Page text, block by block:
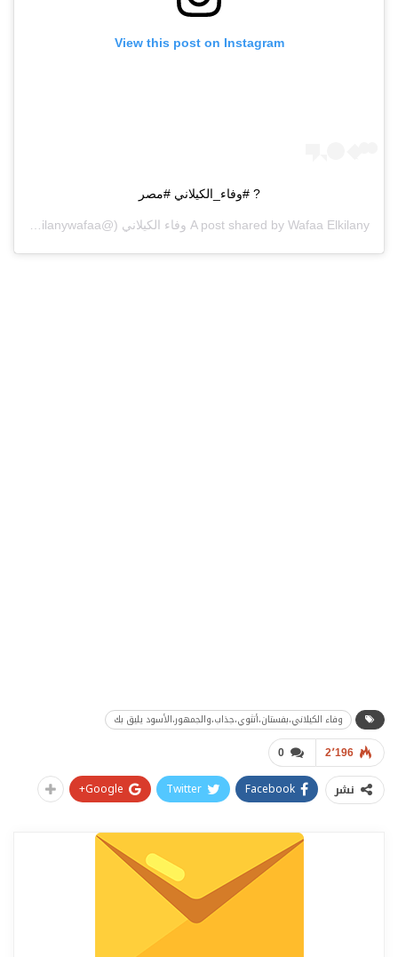
View this post on Instagram
? #وفاء_الكيلاني #مصر
A post shared by Wafaa Elkilany وفاء الكيلاني (@elkilanywafaa) on
وفاء الكيلاني،بفستان،أنثوي،جذاب،والجمهور،الأسود يليق بك
0 2٬196
نشر Facebook
Twitter
Google+